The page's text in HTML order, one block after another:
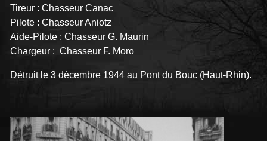
Tireur : Chasseur Canac
Pilote : Chasseur Aniotz
Aide-Pilote : Chasseur G. Maurin
Chargeur : Chasseur F. Moro
Détruit le 3 décembre 1944 au Pont du Bouc (Haut-Rhin).